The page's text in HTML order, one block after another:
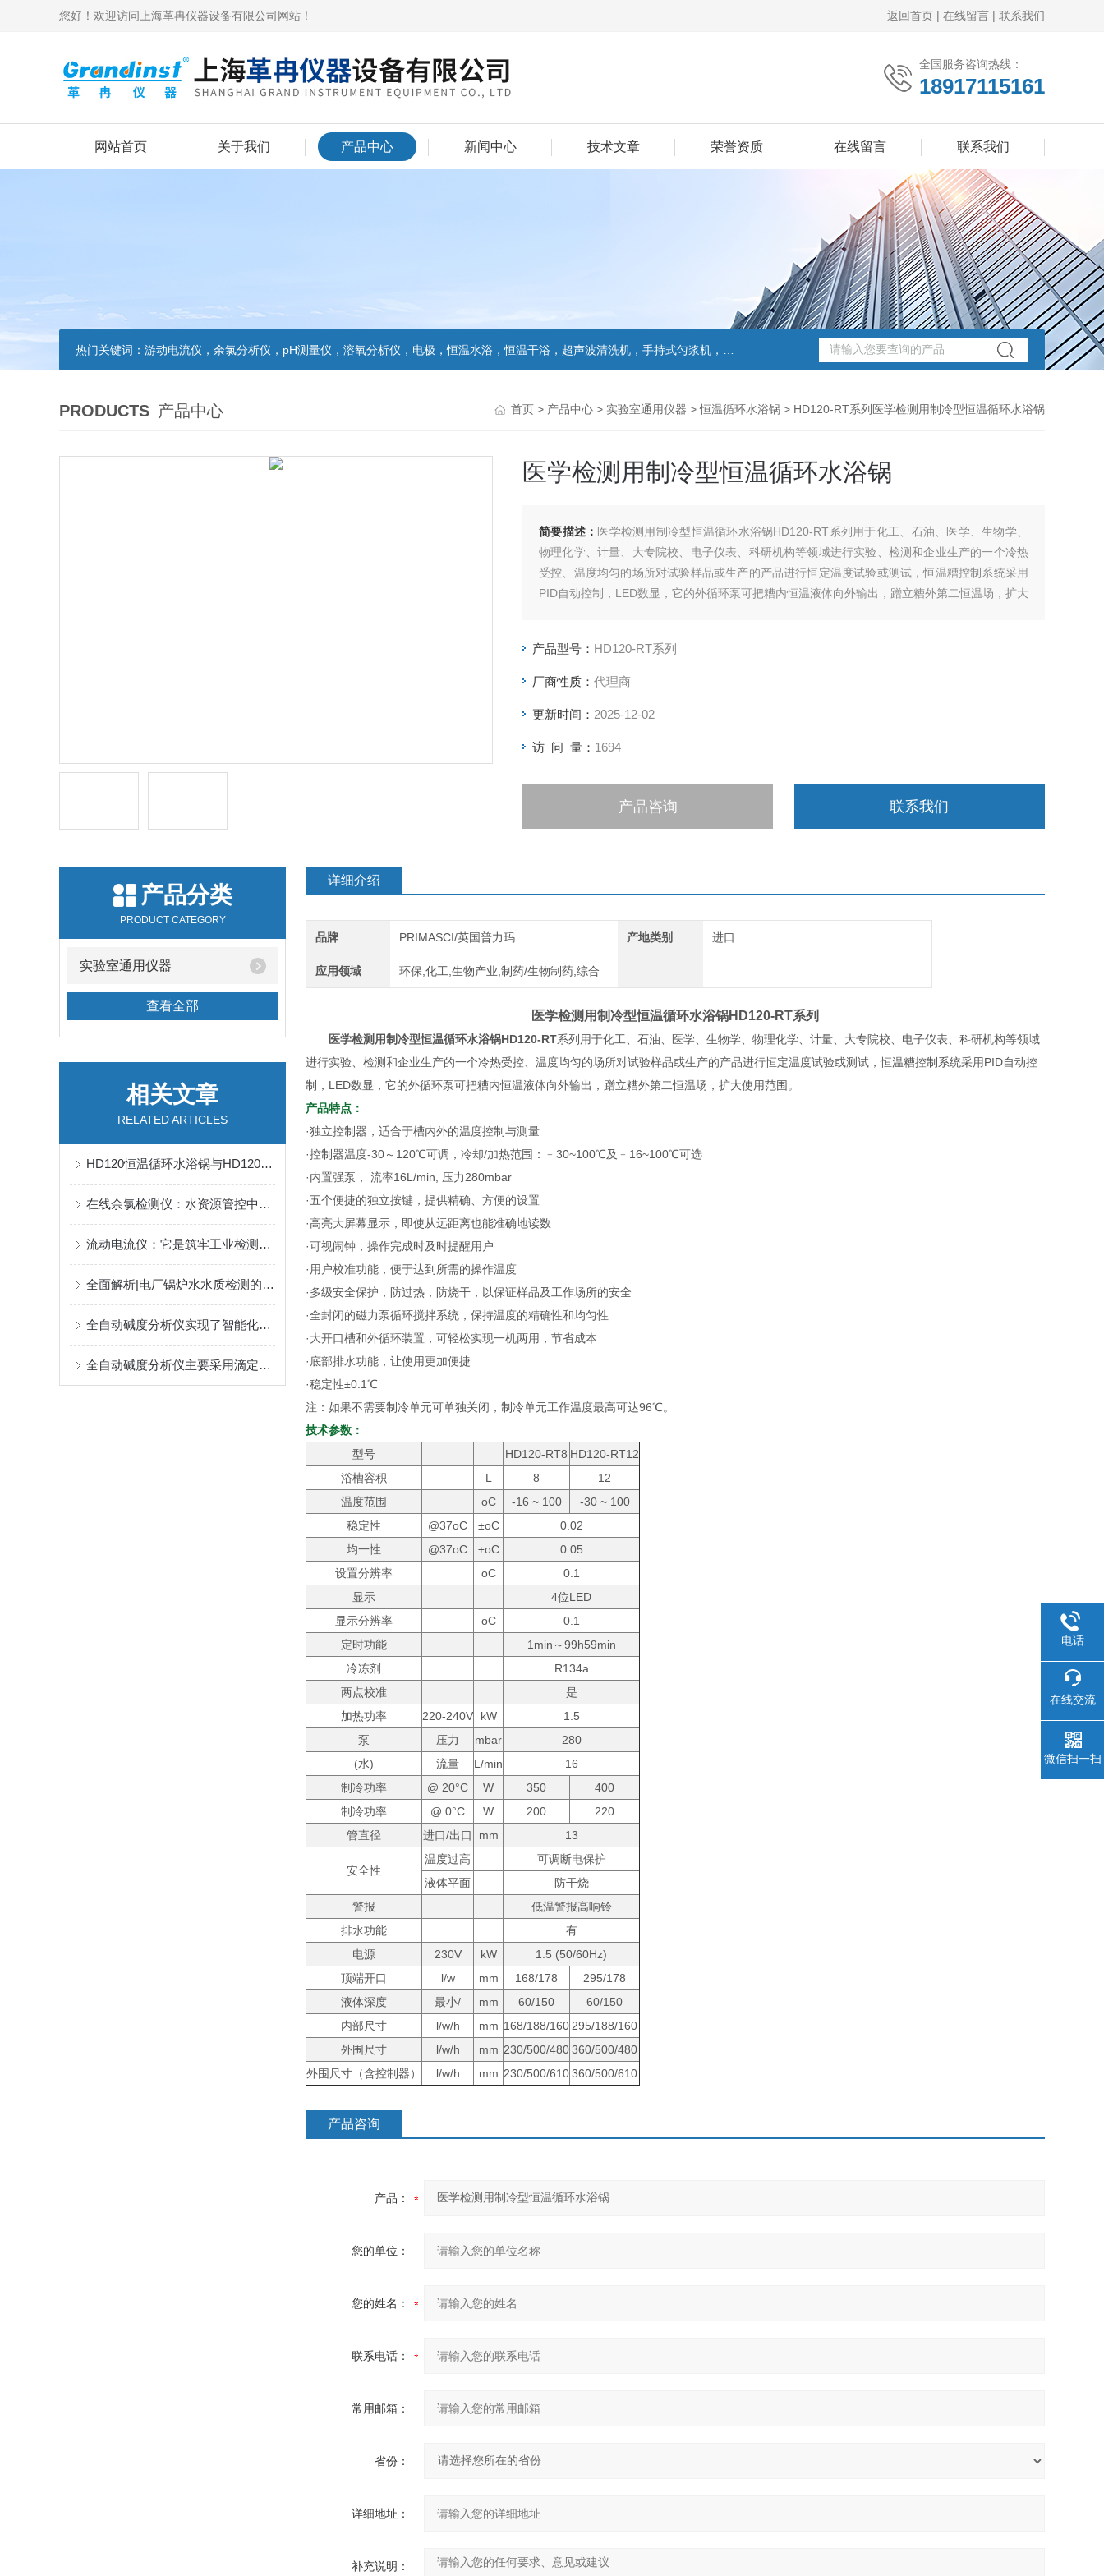
您好！欢迎访问上海革冉仪器设备有限公司网站！ 返回首页 | 在线留言 | 联系我们
全国服务咨询热线：
18917115161
网站首页 关于我们 产品中心 新闻中心 技术文章 荣誉资质 在线留言 联系我们
热门关键词： 游动电流仪，余氯分析仪，pH测量仪，溶氧分析仪，电极，恒温水浴，恒温干浴，超声波清洗机，手持式匀浆机，匀浆分散机,
PRODUCTS 产品中心 首页 > 产品中心 > 实验室通用仪器 >恒温循环水浴锅 > HD120-RT系列医学检测用制冷型恒温循环水浴锅
医学检测用制冷型恒温循环水浴锅
简要描述： 医学检测用制冷型恒温循环水浴锅HD120-RT系列用于化工、石油、医学、生物学、
物理化学、计量、大专院校、电子仪表、科研机构等领域进行实验、检测和企业生产的一个冷热
受控、温度均匀的场所对试验样品或生产的产品进行恒定温度试验或测试，恒温糟控制系统采用
PID自动控制，LED数显，它的外循环泵可把糟内恒温液体向外输出，蹭立糟外第二恒温场，扩大
产品型号： HD120-RT系列
厂商性质： 代理商
更新时间： 2025-12-02
访 问 量： 1694
产品咨询 联系我们
产品分类
PRODUCT CATEGORY
实验室通用仪器
查看全部
相关文章
RELATED ARTICLES
HD120恒温循环水浴锅与HD120-RT制冷型恒温水浴锅的相同与区别
在线余氯检测仪：水资源管控中的余氯精准测量利器
流动电流仪：它是筑牢工业检测第一道防线
全面解析|电厂锅炉水水质检测的重要性及其常见检测项
全自动碱度分析仪实现了智能化控制，出样速度快
全自动碱度分析仪主要采用滴定法来测定碱度
详细介绍
品牌 PRIMASCI/英国普力玛 产地类别 进口
应用领域 环保,化工,生物产业,制药/生物制药,综合
医学检测用制冷型恒温循环水浴锅HD120-RT系列
医学检测用制冷型恒温循环水浴锅HD120-RT系列用于化工、石油、医学、生物学、物理化学、计量、大专院校、电子仪表、科研机构等领域
进行实验、检测和企业生产的一个冷热受控、温度均匀的场所对试验样品或生产的产品进行恒定温度试验或测试，恒温糟控制系统采用PID自动控
制，LED数显，它的外循环泵可把糟内恒温液体向外输出，蹭立糟外第二恒温场，扩大使用范围。
产品特点：
·独立控制器，适合于槽内外的温度控制与测量
·控制器温度-30～120℃可调，冷却/加热范围：﹣30~100℃及﹣16~100℃可选
·内置强泵， 流率16L/min, 压力280mbar
·五个便捷的独立按键，提供精确、方便的设置
·高亮大屏幕显示，即使从远距离也能准确地读数
·可视闹钟，操作完成时及时提醒用户
·用户校准功能，便于达到所需的操作温度
·多级安全保护，防过热，防烧干，以保证样品及工作场所的安全
·全封闭的磁力泵循环搅拌系统，保持温度的精确性和均匀性
·大开口槽和外循环装置，可轻松实现一机两用，节省成本
·底部排水功能，让使用更加便捷
·稳定性±0.1℃
注：如果不需要制冷单元可单独关闭，制冷单元工作温度最高可达96℃。
技术参数：
型号
HD120-RT8 HD120-RT12
浴槽容积
L 8
12
温度范围
oC -16 ~ 100
-30 ~ 100
稳定性
@37oC ±oC
0.02
均一性
@37oC ±oC
0.05
设置分辨率
oC
0.1
显示
4位LED
显示分辨率
oC
0.1
定时功能
1min～99h59min
冷冻剂
R134a
两点校准
是
加热功率
220-240V kW
1.5
泵
压力 mbar
280
(水)
流量 L/min
16
制冷功率
@ 20°C W 350
400
制冷功率
@ 0°C W 200
220
管直径
进口/出口 mm 13
安全性
温度过高
可调断电保护
液体平面
防干烧
警报
低温警报高响铃
排水功能
有
电源
230V kW
1.5 (50/60Hz)
顶端开口
l/w mm 168/178
295/178
液体深度
最小/ mm 60/150
60/150
内部尺寸
l/w/h mm 168/188/160 295/188/160
外围尺寸
l/w/h mm 230/500/480360/500/480
外围尺寸（含控制器）
l/w/h mm 230/500/610360/500/610
产品咨询
产品：
您的单位：
您的姓名：
联系电话：
常用邮箱：
省份：
详细地址：
补充说明：
电话
在线交流
微信扫一扫